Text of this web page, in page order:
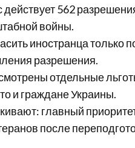
562
войны.
иностранца только
разрешения.
отдельные
и граждане Украины.
главный
после